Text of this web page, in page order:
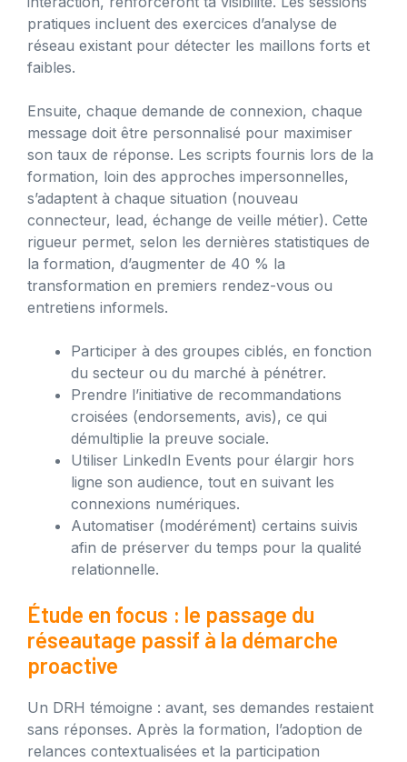
pratiques incluent des exercices d’analyse de
réseau existant pour détecter les maillons forts et
faibles.
Ensuite, chaque demande de connexion, chaque
message doit être personnalisé pour maximiser
son taux de réponse. Les scripts fournis lors de la
formation, loin des approches impersonnelles,
s’adaptent à chaque situation (nouveau
connecteur, lead, échange de veille métier). Cette
rigueur permet, selon les dernières statistiques de
la formation, d’augmenter de 40 % la
transformation en premiers rendez-vous ou
entretiens informels.
Participer à des groupes ciblés, en fonction
du secteur ou du marché à pénétrer.
Prendre l’initiative de recommandations
croisées (endorsements, avis), ce qui
démultiplie la preuve sociale.
Utiliser LinkedIn Events pour élargir hors
ligne son audience, tout en suivant les
connexions numériques.
Automatiser (modérément) certains suivis
afin de préserver du temps pour la qualité
relationnelle.
Étude en focus : le passage du
réseautage passif à la démarche
proactive
Un DRH témoigne : avant, ses demandes restaient
sans réponses. Après la formation, l’adoption de
relances contextualisées et la participation